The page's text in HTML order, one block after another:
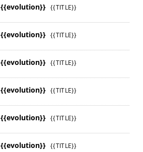
{{evolution}} {{TITLE}}
{{evolution}} {{TITLE}}
{{evolution}} {{TITLE}}
{{evolution}} {{TITLE}}
{{evolution}} {{TITLE}}
{{evolution}} {{TITLE}}